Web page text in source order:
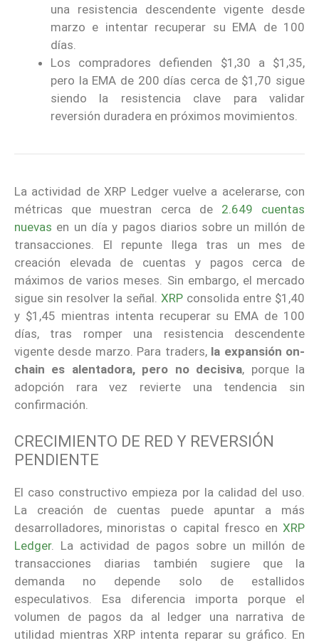
una resistencia descendente vigente desde
marzo e intentar recuperar su EMA de 100
días.
Los compradores defienden $1,30 a $1,35,
pero la EMA de 200 días cerca de $1,70 sigue
siendo la resistencia clave para validar
reversión duradera en próximos movimientos.
La actividad de XRP Ledger vuelve a acelerarse, con
métricas que muestran cerca de 2.649 cuentas
nuevas en un día y pagos diarios sobre un millón de
transacciones. El repunte llega tras un mes de
creación elevada de cuentas y pagos cerca de
máximos de varios meses. Sin embargo, el mercado
sigue sin resolver la señal. XRP consolida entre $1,40
y $1,45 mientras intenta recuperar su EMA de 100
días, tras romper una resistencia descendente
vigente desde marzo. Para traders, la expansión on-
chain es alentadora, pero no decisiva, porque la
adopción rara vez revierte una tendencia sin
confirmación.
CRECIMIENTO DE RED Y REVERSIÓN
PENDIENTE
El caso constructivo empieza por la calidad del uso.
La creación de cuentas puede apuntar a más
desarrolladores, minoristas o capital fresco en XRP
Ledger. La actividad de pagos sobre un millón de
transacciones diarias también sugiere que la
demanda no depende solo de estallidos
especulativos. Esa diferencia importa porque el
volumen de pagos da al ledger una narrativa de
utilidad mientras XRP intenta reparar su gráfico. En